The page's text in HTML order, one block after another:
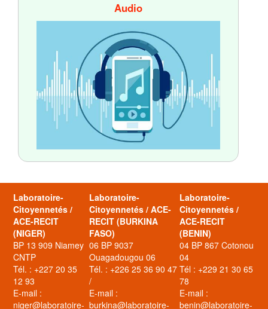
Audio
Laboratoire-
Citoyennetés /
ACE-RECIT
(NIGER)
BP 13 909 Niamey
CNTP
Tél. : +227 20 35
12 93
E-mail :
niger@laboratoire-
Laboratoire-
Citoyennetés / ACE-
RECIT (BURKINA
FASO)
06 BP 9037
Ouagadougou 06
Tél. : +226 25 36 90 47
/
E-mail :
burkina@laboratoire-
Laboratoire-
Citoyennetés /
ACE-RECIT
(BENIN)
04 BP 867 Cotonou
04
Tél : +229 21 30 65
78
E-mail :
benin@laboratoire-